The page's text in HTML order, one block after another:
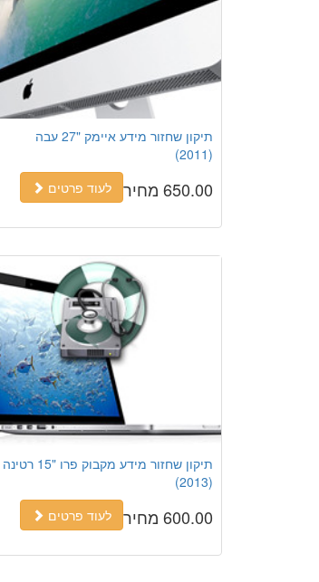
תיקון שחזור מידע איימק "27 עבה
(2011)
לעוד פרטים
650.00 מחיר
תיקון שחזור מידע מקבוק פרו "15 רטינה
(2013)
לעוד פרטים
600.00 מחיר